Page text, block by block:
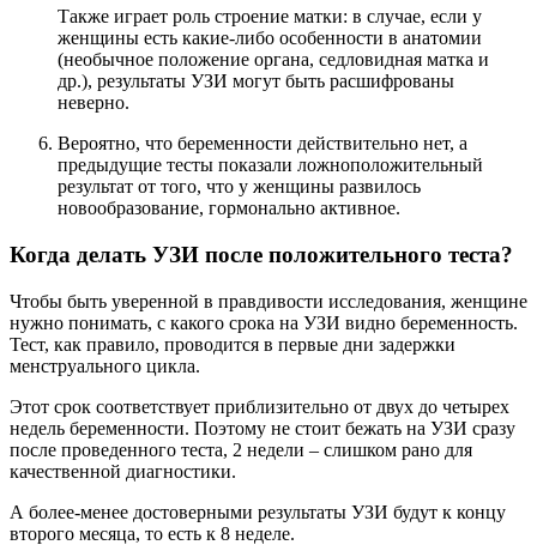
Также играет роль строение матки: в случае, если у
женщины есть какие-либо особенности в анатомии
(необычное положение органа, седловидная матка и
др.), результаты УЗИ могут быть расшифрованы
неверно.
Вероятно, что беременности действительно нет, а
предыдущие тесты показали ложноположительный
результат от того, что у женщины развилось
новообразование, гормонально активное.
Когда делать УЗИ после положительного теста?
Чтобы быть уверенной в правдивости исследования, женщине
нужно понимать, с какого срока на УЗИ видно беременность.
Тест, как правило, проводится в первые дни задержки
менструального цикла.
Этот срок соответствует приблизительно от двух до четырех
недель беременности. Поэтому не стоит бежать на УЗИ сразу
после проведенного теста, 2 недели – слишком рано для
качественной диагностики.
А более-менее достоверными результаты УЗИ будут к концу
второго месяца, то есть к 8 неделе.